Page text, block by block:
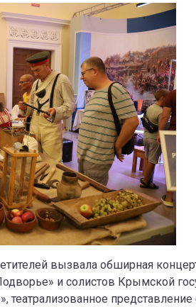
вызвала обширная
и солистов Крымской
театрализованное